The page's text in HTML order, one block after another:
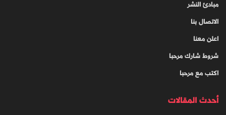
مبادئ النشر
الاتصال بنا
اعلن معنا
شروط شارك مرحبا
اكتب مع مرحبا
أحدث المقالات